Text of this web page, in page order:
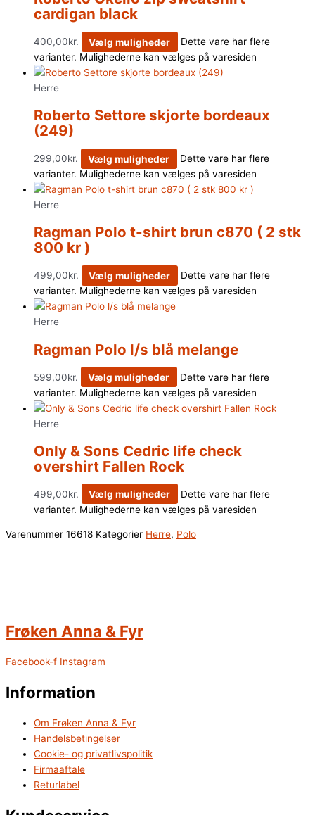
cardigan black
400,00kr. Vælg muligheder
Dette vare har flere
varianter. Mulighederne kan vælges på varesiden
Herre
Roberto Settore skjorte bordeaux
(249)
299,00kr. Vælg muligheder
Dette vare har flere
varianter. Mulighederne kan vælges på varesiden
Herre
Ragman Polo t-shirt brun c870 ( 2 stk
800 kr )
499,00kr. Vælg muligheder
Dette vare har flere
varianter. Mulighederne kan vælges på varesiden
Herre
Ragman Polo l/s blå melange
599,00kr. Vælg muligheder
Dette vare har flere
varianter. Mulighederne kan vælges på varesiden
Herre
Only & Sons Cedric life check
overshirt Fallen Rock
499,00kr. Vælg muligheder
Dette vare har flere
varianter. Mulighederne kan vælges på varesiden
Varenummer 16618 Kategorier Herre, Polo
Frøken Anna & Fyr
Facebook-f Instagram
Information
Om Frøken Anna & Fyr
Handelsbetingelser
Cookie- og privatlivspolitik
Firmaaftale
Returlabel